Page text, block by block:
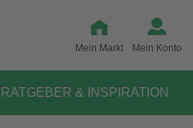
Mein Markt Mein Konto
RATGEBER & INSPIRATION